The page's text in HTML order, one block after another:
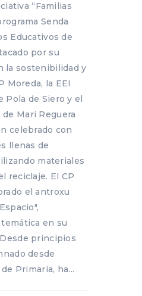
“Familias
Senda
Educativos de
por su
la sostenibilidad y
Moreda, la EEI
Pola de Siero y el
Mari Reguera
celebrado con
llenas de
materiales
reciclaje. El CP
el antroxu
en su
principios
desde
Primaria, ha...